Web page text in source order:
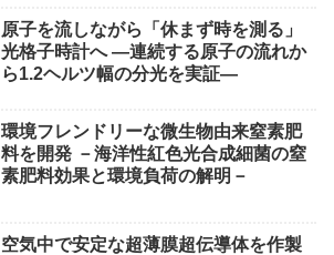
原子を流しながら「休まず時を測る」
光格子時計へ ―連続する原子の流れか
ら1.2ヘルツ幅の分光を実証―
環境フレンドリーな微生物由来窒素肥
料を開発 －海洋性紅色光合成細菌の窒
素肥料効果と環境負荷の解明－
空気中で安定な超薄膜超伝導体を作製